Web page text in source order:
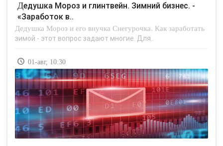
Дедушка Мороз и глинтвейн. Зимний бизнес. -
«Заработок в..
Дедушка Мороз и его внучка Снегурочка. Как заработать
зимой - этот вопрос задают многие. Для..
01-авг, 10:30